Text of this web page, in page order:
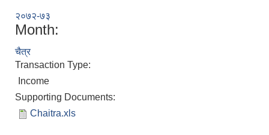
२०७२-७३
Month:
चैत्र
Transaction Type:
Income
Supporting Documents:
Chaitra.xls